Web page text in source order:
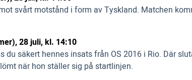
svårt motstånd i form av Tyskland. Matchen
28 juli, kl. 14:10
du säkert hennes insats från OS 2016 i Rio. Där
när hon ställer sig på startlinjen.